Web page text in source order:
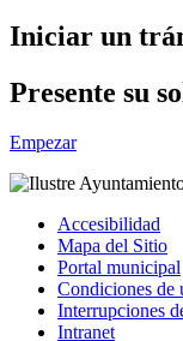
Iniciar un
Presente su
Empezar
Accesibilidad
Mapa del Sitio
Portal municipal
Condiciones de
Interrupciones
Intranet